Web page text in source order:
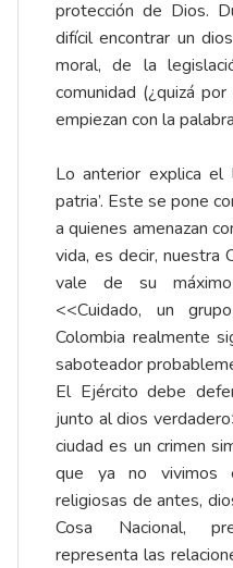
protección de Dios.
difícil encontrar un
moral, de la
comunidad (¿quizá
empiezan con la palabra
Lo anterior explica el
patria’. Este se pone
a quienes amenazan
vida, es decir, nuestra
vale de su
<<Cuidado, un
Colombia realmente
saboteador
El Ejército debe
junto al dios
ciudad es un crimen
que ya no vivimos
religiosas de antes,
Cosa Nacional,
representa las